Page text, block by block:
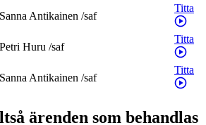
SannaAntikainen /saf
Titta
Petri Huru /saf
Titta
SannaAntikainen /saf
Titta
ärenden som behandlas